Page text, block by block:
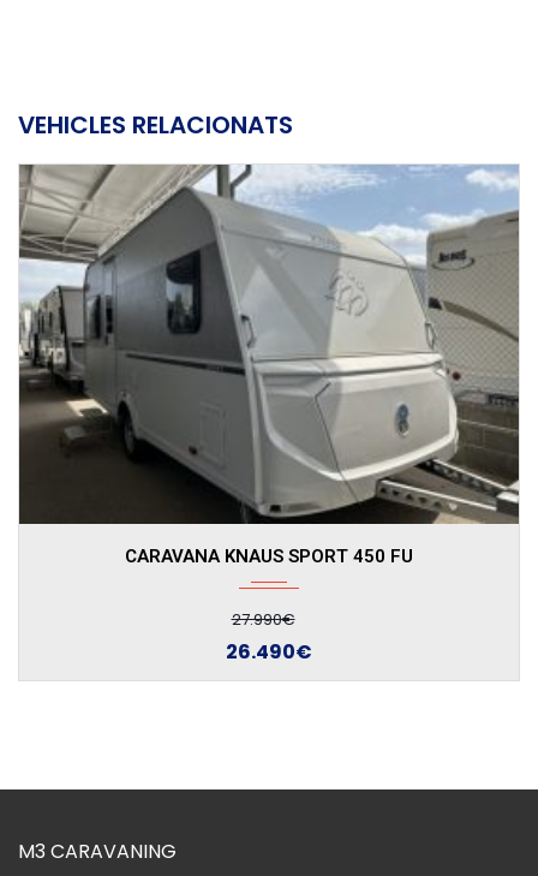
VEHICLES RELACIONATS
CARAVANA KNAUS SPORT 400 LK
26.390€
24.890€
M3 CARAVANING